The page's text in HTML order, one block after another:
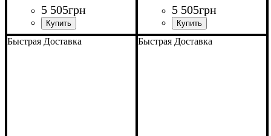
5 505грн
ширина, мм: 750
высота, мм: 1440
глубина, мм: 30
5 505грн
ширина, мм: 800
высота, мм: 500
глубина, мм: 350
Быстрая Доставка Быстрая Доставка